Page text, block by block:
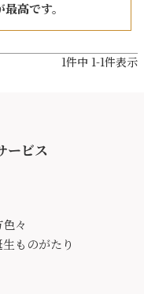
高です。
1件中 1-1件表示
ービス
々
ものがたり